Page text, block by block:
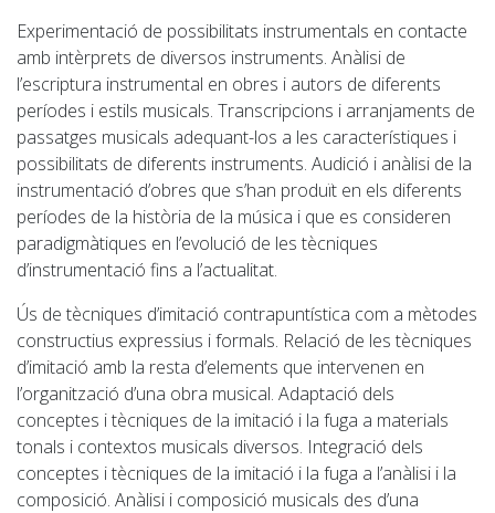
Experimentació de possibilitats instrumentals en contacte
amb intèrprets de diversos instruments. Anàlisi de
l’escriptura instrumental en obres i autors de diferents
períodes i estils musicals. Transcripcions i arranjaments de
passatges musicals adequant-los a les característiques i
possibilitats de diferents instruments. Audició i anàlisi de la
instrumentació d’obres que s’han produït en els diferents
períodes de la història de la música i que es consideren
paradigmàtiques en l’evolució de les tècniques
d’instrumentació fins a l’actualitat.
Ús de tècniques d’imitació contrapuntística com a mètodes
constructius expressius i formals. Relació de les tècniques
d’imitació amb la resta d’elements que intervenen en
l’organització d’una obra musical. Adaptació dels
conceptes i tècniques de la imitació i la fuga a materials
tonals i contextos musicals diversos. Integració dels
conceptes i tècniques de la imitació i la fuga a l’anàlisi i la
composició. Anàlisi i composició musicals des d’una